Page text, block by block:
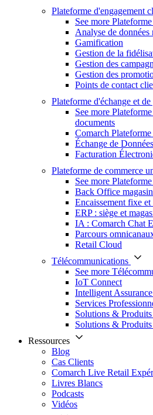
Plateforme d'engagement
See more
Analyse de données
Gamification
Gestion de la
Gestion des
Gestion des
Points de contact
Plateforme d'échange et
See more
documents
Comarch
Échange de
Facturation
Plateforme de commerce
See more
Back Office
Encaissement fixe
ERP : siège et
IA : Comarch Chat
Parcours
Retail Cloud
Télécommunications
See more
IoT Connect
Intelligent
Services
Solutions &
Solutions &
Ressources
Blog
Cas Clients
Comarch Live Retail
Livres Blancs
Podcasts
Vidéos